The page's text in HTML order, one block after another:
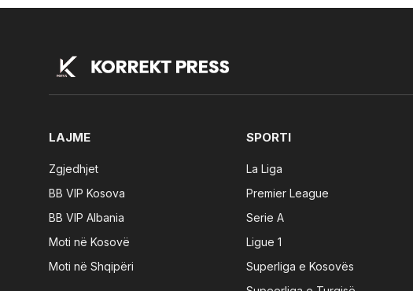
LAJME
Zgjedhjet
BB VIP Kosova
BB VIP Albania
Moti në Kosovë
Moti në Shqipëri
SPORTI
La Liga
Premier League
Serie A
Ligue 1
Superliga e Kosovës